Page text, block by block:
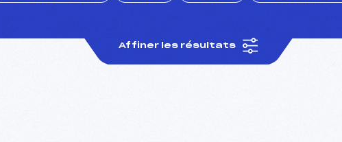
Affiner les résultats